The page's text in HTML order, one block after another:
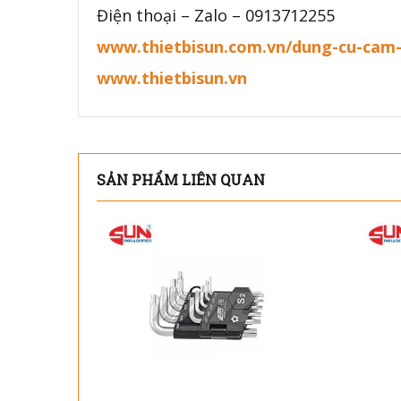
Điện thoại – Zalo – 0913712255
www.thietbisun.com.vn/dung-cu-
www.thietbisun.vn
SẢN PHẨM LIÊN QUAN